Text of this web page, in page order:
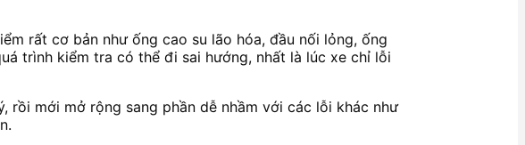
rất cơ bản như ống cao su lão hóa, đầu nối lỏng, ống
trình kiểm tra có thể đi sai hướng, nhất là lúc xe chỉ lỗi
mới mở rộng sang phần dễ nhầm với các lỗi khác như